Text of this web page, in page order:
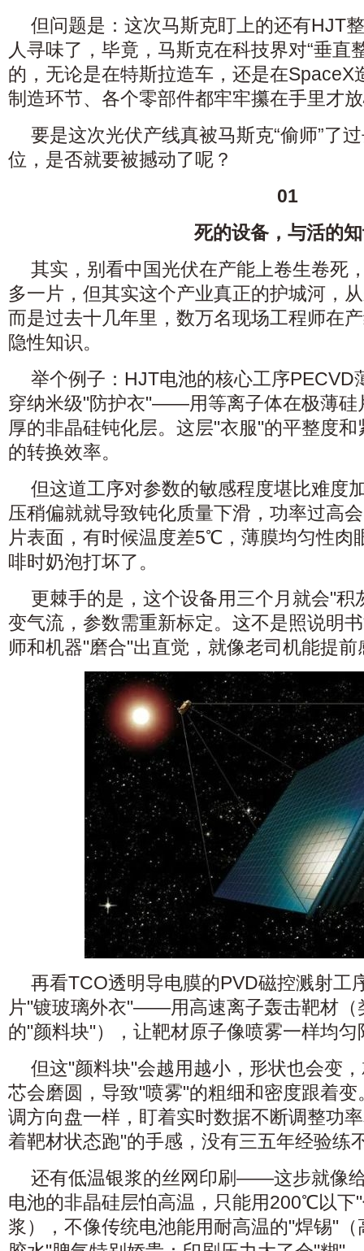
但问题是：这次马斯克盯上的还有
人寻味了，毕竟，马斯克在科技界对“垂直
的，无论是在特斯拉造车，还是在SpaceX
制造环节、各个零部件都牢牢攥在手里才
要是这次光伏产线真被马斯克“偷师”了
位，是否就要被撼动了呢？
01
死的设备，与活的
其实，别看中国光伏在产能上卷生卷死
多一片，但其实这个产业真正的护城河，
而是过去十几年里，数万名现场工程师在
隐性知识。
举个例子：HJT电池的核心工序PECVD
穿纳米级"防护衣"——用等离子体在极薄硅
厚的非晶硅钝化层。这层"衣服"的平整度
的转换效率。
但这道工序对参数的敏感程度堪比难度
压稍偏就就导致钝化质量下滑，功率过高
片表面，有时候温度差5℃，薄膜均匀性肉
啡时奶泡打坏了。
更棘手的是，这个设备用三个月就会"
变气流，参数需重新标定。这不是照说明
师和机器"磨合"出直觉，就像老司机能提
再看TCO透明导电膜的PVD磁控溅射工
片"镀玻璃外衣"——用高速离子轰击靶材（
的"颜料块"），让靶材原子像喷雾一样均
但这"颜料块"会越用越小，形状也会变
芯会磨圆，导致"喷雾"的粗细和密度跟着
调方向盘一样，盯着实时数据不断调整功
着靶材状态跑"的手感，没有三五年经验练
还有低温银浆的丝网印刷——这步就像
电池的非晶硅层怕高温，只能用200℃以下
浆），不像传统电池能用耐高温的"焊锡"